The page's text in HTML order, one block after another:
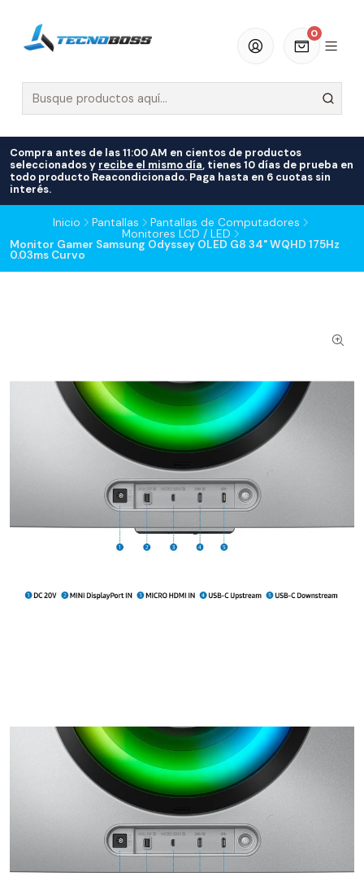
0
Compra antes de las 11:00 AM en cientos de productos
seleccionados y recibe el mismo día, tienes 10 días de prueba en
todo producto Reacondicionado. Paga hasta en 6 cuotas sin
interés.
Inicio Pantallas
Pantallas de Computadores
Monitores LCD / LED
Monitor Gamer Samsung Odyssey OLED G8 34" WQHD 175Hz
0.03ms Curvo